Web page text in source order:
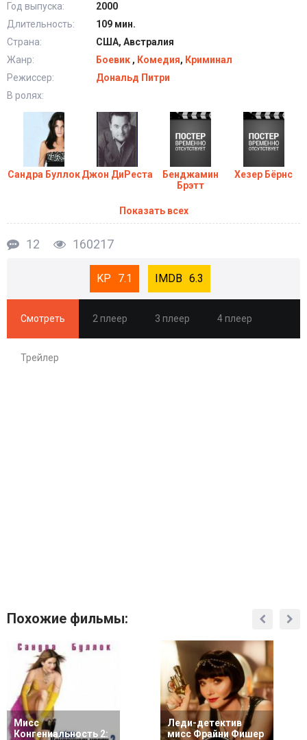
добрый гадкий утенок будет превращен в красотку. Грэйси часто
оказывается в смешных положениях, но отовсюду ей удается
выходить с честью, включая конкурс-дефиле в купальниках…
Год выпуска:
2000
Длительность:
109 мин.
Страна:
США, Австралия
Жанр:
Боевик , Комедия, Криминал
Режиссер:
Дональд Питри
В ролях:
Сандра Буллок Джон ДиРеста
Бенджамин
Брэтт
Хезер Бёрнс
Показать всех
12 160217
7.1 6.3
Смотреть 2 плеер 3 плеер 4 плеер
Трейлер
Похожие фильмы:
Мисс
Конгениальность 2:
Леди-детектив
мисс Фрайни Фишер